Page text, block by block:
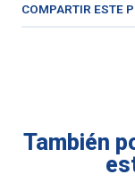
COMPARTIR ESTE
También